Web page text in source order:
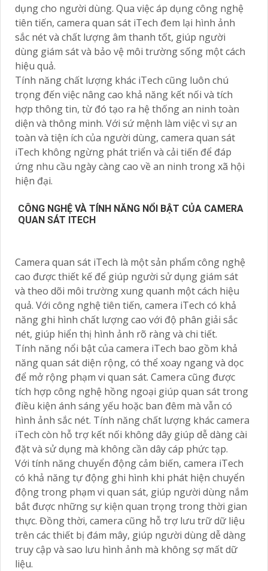
dụng cho người dùng. Qua việc áp dụng công nghệ
tiên tiến, camera quan sát iTech đem lại hình ảnh
sắc nét và chất lượng âm thanh tốt, giúp người
dùng giám sát và bảo vệ môi trường sống một cách
hiệu quả.
Tính năng chất lượng khác iTech cũng luôn chú
trọng đến việc nâng cao khả năng kết nối và tích
hợp thông tin, từ đó tạo ra hệ thống an ninh toàn
diện và thông minh. Với sứ mệnh làm việc vì sự an
toàn và tiện ích của người dùng, camera quan sát
iTech không ngừng phát triển và cải tiến để đáp
ứng nhu cầu ngày càng cao về an ninh trong xã hội
hiện đại.
CÔNG NGHỆ VÀ TÍNH NĂNG NỔI BẬT CỦA CAMERA
QUAN SÁT ITECH
Camera quan sát iTech là một sản phẩm công nghệ
cao được thiết kế để giúp người sử dụng giám sát
và theo dõi môi trường xung quanh một cách hiệu
quả. Với công nghệ tiên tiến, camera iTech có khả
năng ghi hình chất lượng cao với độ phân giải sắc
nét, giúp hiển thị hình ảnh rõ ràng và chi tiết.
Tính năng nổi bật của camera iTech bao gồm khả
năng quan sát diện rộng, có thể xoay ngang và dọc
để mở rộng phạm vi quan sát. Camera cũng được
tích hợp công nghệ hồng ngoại giúp quan sát trong
điều kiện ánh sáng yếu hoặc ban đêm mà vẫn có
hình ảnh sắc nét. Tính năng chất lượng khác camera
iTech còn hỗ trợ kết nối không dây giúp dễ dàng cài
đặt và sử dụng mà không cần dây cáp phức tạp.
Với tính năng chuyển động cảm biến, camera iTech
có khả năng tự động ghi hình khi phát hiện chuyển
động trong phạm vi quan sát, giúp người dùng nắm
bắt được những sự kiện quan trọng trong thời gian
thực. Đồng thời, camera cũng hỗ trợ lưu trữ dữ liệu
trên các thiết bị đám mây, giúp người dùng dễ dàng
truy cập và sao lưu hình ảnh mà không sợ mất dữ
liệu.